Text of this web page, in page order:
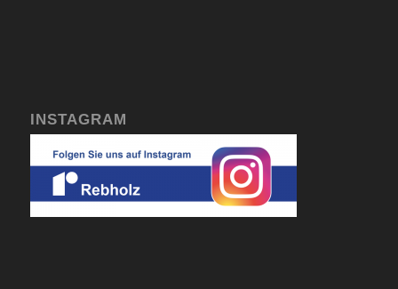
INSTAGRAM